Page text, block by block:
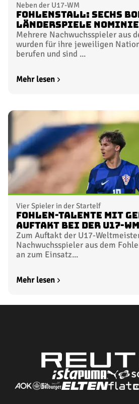
Neben der U17-WM
Fohlenstall: Sechs
Länderspiele
Mehrere Nachwuchsspieler aus
wurden für ihre jeweiligen
berufen und sind ...
Mehr lesen
Vier Spieler in der Startelf
Fohlen-Talente mit
Auftakt bei der U17-WM
Zum Auftakt der U17-
Nachwuchsspieler aus dem
an zum Einsatz...
Mehr lesen